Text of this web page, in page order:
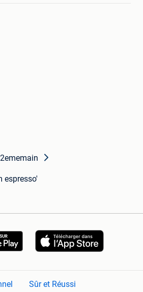
espresso'
Sûr et Réussi